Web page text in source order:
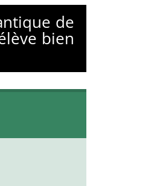
de
bien